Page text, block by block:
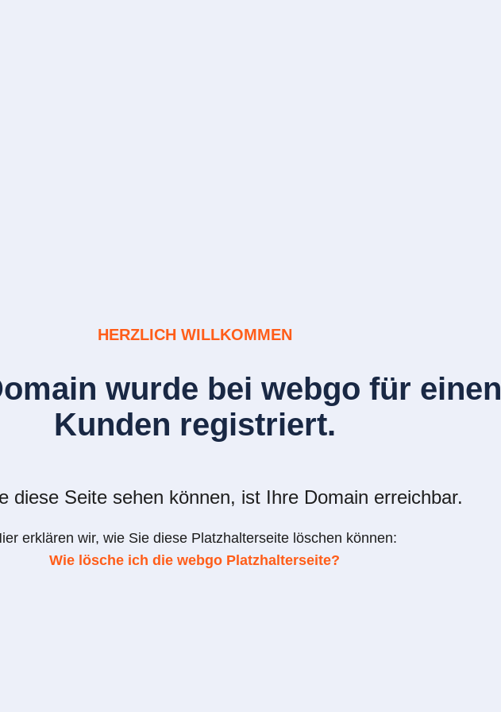
HERZLICH WILLKOMMEN
wurde bei webgo für einen
Kunden registriert.
diese Seite sehen können, ist Ihre Domain erreichbar.
erklären wir, wie Sie diese Platzhalterseite löschen können:
Wie lösche ich die webgo Platzhalterseite?